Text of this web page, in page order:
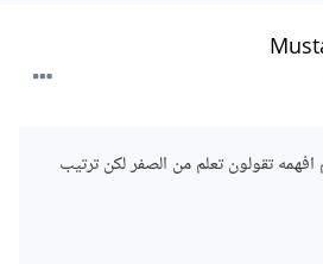
تقولون تعلم من الصفر لكن ترتيب